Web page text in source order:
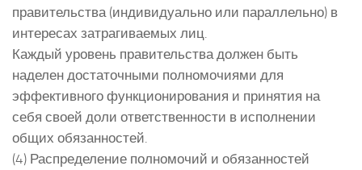
правительства (индивидуально или параллельно) в
интересах затрагиваемых лиц.
Каждый уровень правительства должен быть
наделен достаточными полномочиями для
эффективного функционирования и принятия на
себя своей доли ответственности в исполнении
общих обязанностей.
(4) Распределение полномочий и обязанностей